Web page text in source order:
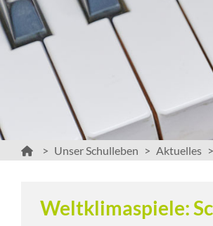
Unser Schulleben Aktuelles
Weltklimaspiele: